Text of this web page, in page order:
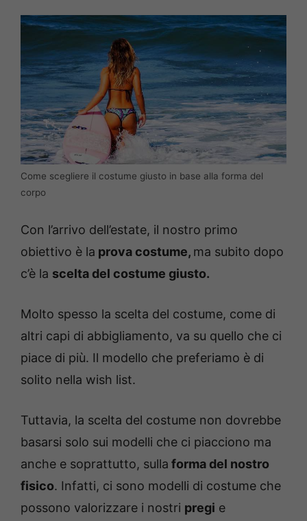
Come scegliere il costume giusto in base alla forma del
corpo
Con l’arrivo dell’estate, il nostro primo
obiettivo è la prova costume, ma subito dopo
c’è la scelta del costume giusto.
Molto spesso la scelta del costume, come di
altri capi di abbigliamento, va su quello che ci
piace di più. Il modello che preferiamo è di
solito nella wish list.
Tuttavia, la scelta del costume non dovrebbe
basarsi solo sui modelli che ci piacciono ma
anche e soprattutto, sulla forma del nostro
fisico. Infatti, ci sono modelli di costume che
possono valorizzare i nostri pregi e